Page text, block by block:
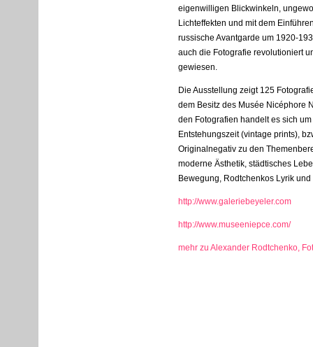
eigenwilligen Blickwinkeln,
Lichteffekten und mit dem
russische Avantgarde um 1920-
auch die Fotografie revolutioniert
gewiesen.
Die Ausstellung zeigt 125
dem Besitz des Musée Nicéphore
den Fotografien handelt es sich
Entstehungszeit (vintage prints),
Originalnegativ zu den
moderne Ästhetik, städtisches
Bewegung, Rodtchenkos Lyrik
http://www.galeriebeyeler.com
http://www.museeniepce.com/
mehr zu Alexander Rodtchenko,